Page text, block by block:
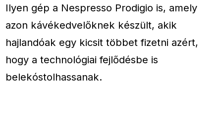
Ilyen gép a Nespresso Prodigio is, amely
azon kávékedvelőknek készült, akik
hajlandóak egy kicsit többet fizetni azért,
hogy a technológiai fejlődésbe is
belekóstolhassanak.